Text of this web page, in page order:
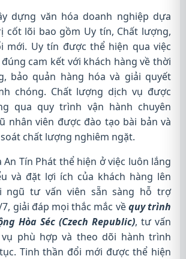
dựng văn hóa doanh nghiệp dựa
cốt lõi bao gồm Uy tín, Chất lượng,
mới. Uy tín được thể hiện qua việc
cam kết với khách hàng về thời
bảo quản hàng hóa và giải quyết
chóng. Chất lượng dịch vụ được
qua quy trình vận hành chuyên
nhân viên được đào tạo bài bản và
chất lượng nghiêm ngặt.
An Tín Phát thể hiện ở việc luôn lắng
và đặt lợi ích của khách hàng lên
ngũ tư vấn viên sẵn sàng hỗ trợ
giải đáp mọi thắc mắc vềquy trình
Hòa Séc (Czech Republic), tư vấn
phù hợp và theo dõi hành trình
Tinh thần đổi mới được thể hiện